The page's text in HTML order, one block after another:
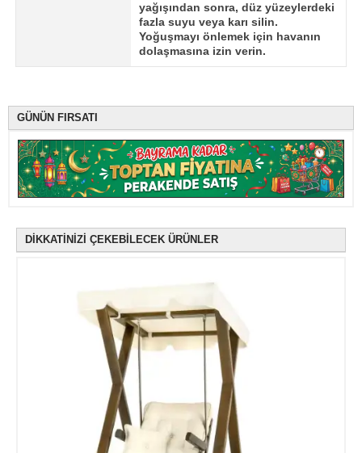
yağışından sonra, düz yüzeylerdeki
fazla suyu veya karı silin.
Yoğuşmayı önlemek için havanın
dolaşmasına izin verin.
GÜNÜN FIRSATI
DİKKATİNİZİ ÇEKEBİLECEK ÜRÜNLER